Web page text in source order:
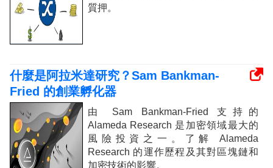
質押。
什麼是阿拉米達研究？Sam Bankman-
Fried 的創業孵化器
由 Sam Bankman-Fried 支持的
Alameda Research 是加密領域最大的
風險投資之一。了解 Alameda
Research 的運作歷程及其對區塊鏈和
加密技術的影響。